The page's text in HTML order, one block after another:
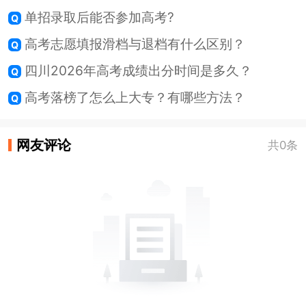
单招录取后能否参加高考?
高考志愿填报滑档与退档有什么区别？
四川2026年高考成绩出分时间是多久？
高考落榜了怎么上大专？有哪些方法？
网友评论 共0条